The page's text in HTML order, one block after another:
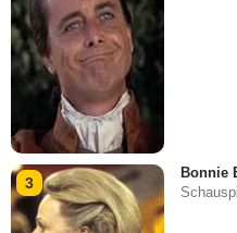
3
Bonnie